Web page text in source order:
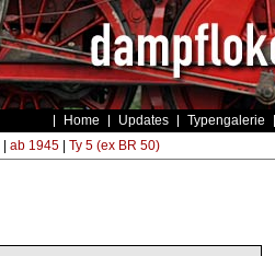
Home Updates Typengalerie
ab 1945| Ty 5 (ex BR 50)